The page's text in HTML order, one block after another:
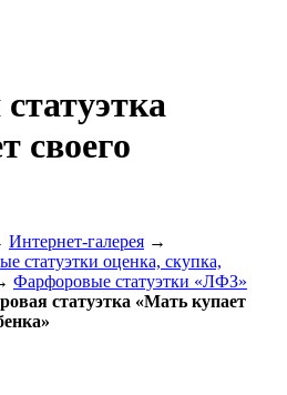
своего
Интернет-галерея →
статуэтки оценка, скупка,
Фарфоровые статуэтки «ЛФЗ»
статуэтка «Мать купает